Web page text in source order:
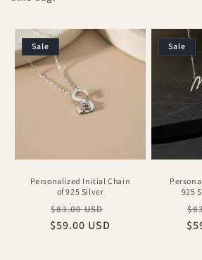
Sale
Personalized Initial Chain
of 925 Silver
Regular
price
$83.00 USD
$59.00 USD
Sale
925